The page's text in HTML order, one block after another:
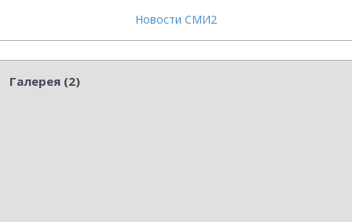
Новости СМИ2
Галерея (2)